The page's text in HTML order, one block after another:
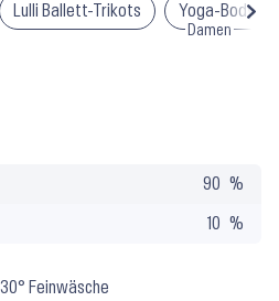
Lulli Ballett-Trikots Yoga-
Damen
90
10
30° Feinwäsche